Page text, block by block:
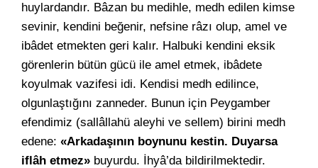
huylardandır. Bâzan bu medihle, medh edilen kimse
sevinir, kendini beğenir, nefsine râzı olup, amel ve
ibâdet etmekten geri kalır. Halbuki kendini eksik
görenlerin bütün gücü ile amel etmek, ibâdete
koyulmak vazifesi idi. Kendisi medh edilince,
olgunlaştığını zanneder. Bunun için Peygamber
efendimiz (sallâllahü aleyhi ve sellem) birini medh
edene: «Arkadaşının boynunu kestin. Duyarsa
iflâh etmez» buyurdu. İhyâ’da bildirilmektedir.